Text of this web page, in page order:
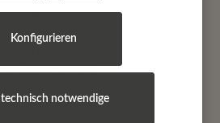
Telefon
(0) 7134 9180181
(0) 7134 9180182
notwendige
Konfigurieren